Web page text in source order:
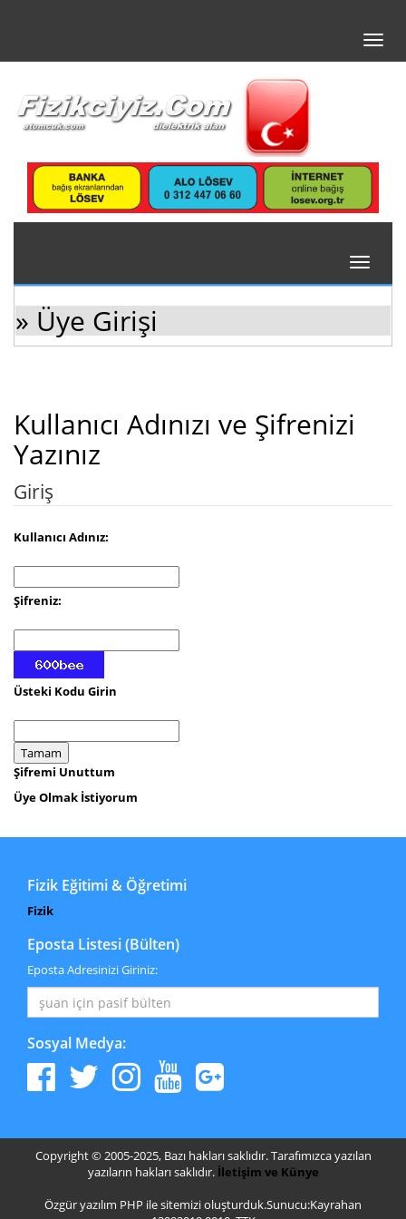
Toggle
» Üye Girişi
Kullanıcı Adınızı ve Şifrenizi
Yazınız
Giriş
Kullanıcı Adınız:
Şifreniz:
Üsteki Kodu Girin
Şifremi Unuttum
Üye Olmak İstiyorum
Fizik Eğitimi & Öğretimi
Fizik
Eposta Listesi (Bülten)
Eposta Adresinizi Giriniz:
Sosyal Medya:
Copyright © 2005-2025, Bazı hakları saklıdır. Tarafımızca yazılan
yazıların hakları saklıdır. İletişim ve Künye
Özgür yazılım PHP ile sitemizi oluşturduk.Sunucu:Kayrahan